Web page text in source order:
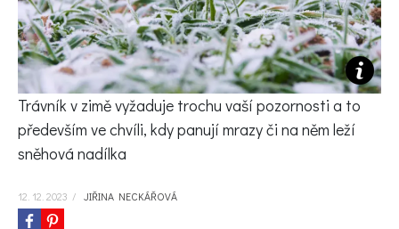
KVÍZY A TESTY
Trávník v zimě vyžaduje trochu vaší pozornosti a to
především ve chvíli, kdy panují mrazy či na něm leží
sněhová nadílka
12. 12. 2023 / JIŘINA NECKÁŘOVÁ